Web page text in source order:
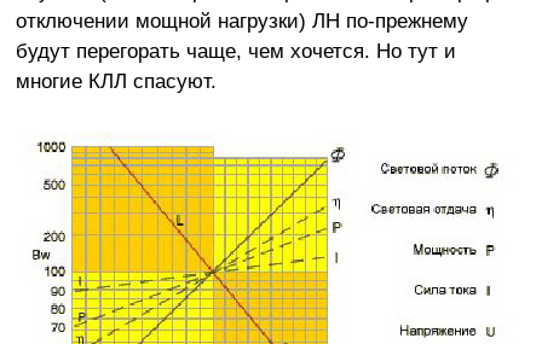
отключении мощной нагрузки) ЛН по-прежнему
будут перегорать чаще, чем хочется. Но тут и
многие КЛЛ спасуют.